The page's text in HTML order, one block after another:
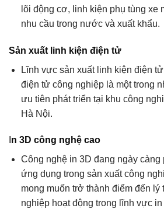
lõi động cơ, linh kiện phụ tùng xe
nhu cầu trong nước và xuất khẩu.
Sản xuất linh kiện điện tử
Lĩnh vực sản xuất linh kiện điện
điện tử công nghiệp là một trong
ưu tiên phát triển tại khu công
Hà Nội.
n 3D công nghệ cao
Công nghệ in 3D đang ngày càng
ứng dụng trong sản xuất công
mong muốn trở thành điểm đến
nghiệp hoạt động trong lĩnh vực